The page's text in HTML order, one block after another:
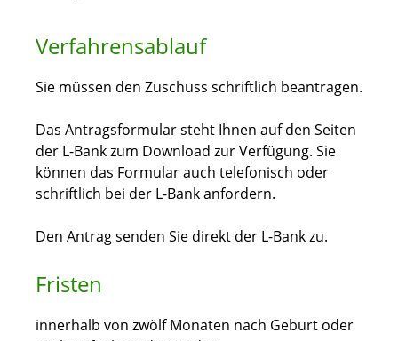
Verfahrensablauf
Sie müssen den Zuschuss schriftlich beantragen.
Das Antragsformular steht Ihnen auf den Seiten
der L-Bank zum Download zur Verfügung. Sie
können das Formular auch telefonisch oder
schriftlich bei der L-Bank anfordern.
Den Antrag senden Sie direkt der L-Bank zu.
Fristen
innerhalb von zwölf Monaten nach Geburt oder